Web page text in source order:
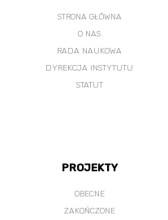
STRONA GŁÓWNA
O NAS
RADA NAUKOWA
DYREKCJA INSTYTUTU
STATUT
PROJEKTY
OBECNE
ZAKOŃCZONE